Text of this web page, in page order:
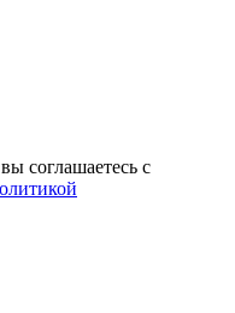
соглашаетесь с